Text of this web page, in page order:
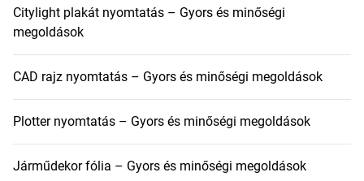
Citylight plakát nyomtatás – Gyors és minőségi
megoldások
CAD rajz nyomtatás – Gyors és minőségi megoldások
Plotter nyomtatás – Gyors és minőségi megoldások
Járműdekor fólia – Gyors és minőségi megoldások